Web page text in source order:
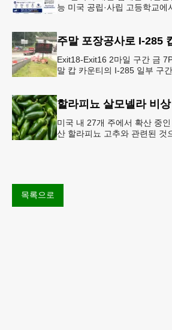
능 미국 공립·사립 고등학교
Exit18-Exit16 2마일 구간 금
말 캅 카운티의 I-285 일부 구
미국 내 27개 주에서 확산 중
산 할라피뇨 고추와 관련된 것
목록으로